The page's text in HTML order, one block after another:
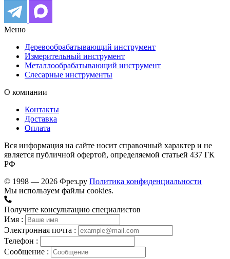
Меню
Деревообрабатывающий инструмент
Измерительный инструмент
Металлообрабатывающий инструмент
Слесарные инструменты
О компании
Контакты
Доставка
Оплата
Вся информация на сайте носит справочный характер и не
является публичной офертой, определяемой статьей 437 ГК
РФ
© 1998 — 2026 Фрез.ру Политика конфиденциальности
Мы используем файлы cookies.
Получите консультацию специалистов
Имя :
Электронная почта :
Телефон :
Сообщение :